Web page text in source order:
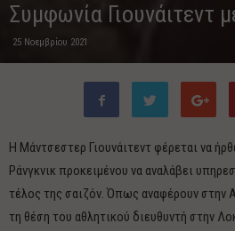
Συμφωνία Γιουνάιτεντ
25 Νοεμβρίου 2021
Η Μάντσεστερ Γιουνάιτεντ φέρεται να
Ράνγκνικ προκειμένου να αναλάβει
τέλος της σαιζόν. Όπως αναφέρουν στην
τη θέση του αθλητικού διευθυντή στην